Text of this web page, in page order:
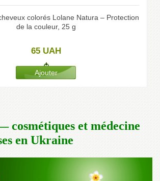
colorés Lolane Natura – Protection
de la couleur, 25 g
65 UAH
cosmétiques et médecine
en Ukraine